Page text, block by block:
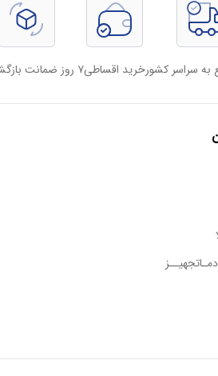
به سراسر کشورخرید اقساطی۷ روز ضمانت بازگشت کالا